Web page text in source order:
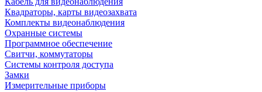
Квадраторы, карты видеозахвата
Комплекты видеонаблюдения
Охранные системы
Программное обеспечение
Свитчи, коммутаторы
Системы контроля доступа
Замки
Измерительные приборы